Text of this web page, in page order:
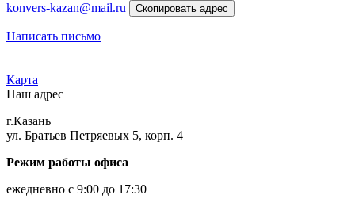
konvers-kazan@mail.ru Скопировать адрес
Написать письмо
Карта
Наш адрес
г.Казань
ул. Братьев Петряевых 5, корп. 4
Режим работы офиса
ежедневно с 9:00 до 17:30